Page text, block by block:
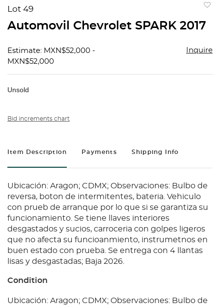
Lot 49
Automovil Chevrolet SPARK 2017
Estimate: MXN$52,000 -
MXN$52,000
Inquire
Unsold
Bid increments chart
Item Description Payments Shipping Info
Ubicación: Aragon; CDMX; Observaciones: Bulbo de
reversa, boton de intermitentes, bateria. Vehiculo
con prueb de arranque por lo que si se garantiza su
funcionamiento. Se tiene llaves interiores
desgastados y sucios, carroceria con golpes ligeros
que no afecta su funcioanmiento, instrumetnos en
buen estado con prueba. Se entrega con 4 llantas
lisas y desgastadas; Baja 2026.
Condition
Ubicación: Aragon; CDMX; Observaciones: Bulbo de